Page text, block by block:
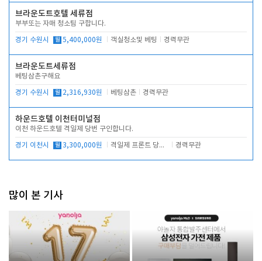
브라운도트호텔 세류점
부부또는 자매 청소팀 구합니다.
경기 수원시 월 5,400,000원 객실청소및 베팅 경력무관
브라운도트세류점
베팅삼촌구해요
경기 수원시 월 2,316,930원 베팅삼촌 경력무관
하운드호텔 이천터미널점
이천 하운드호텔 격일제 당번 구인합니다.
경기 이천시 월 3,300,000원 격일제 프론트 당번 업무로 주차 및 객실 점검 경력무관
많이 본 기사